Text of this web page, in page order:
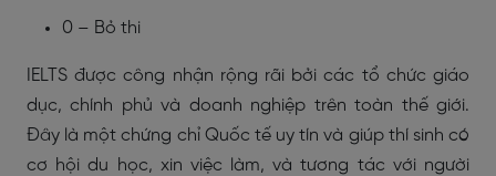
0 – Bỏ thi
IELTS được công nhận rộng rãi bởi các tổ chức giáo
dục, chính phủ và doanh nghiệp trên toàn thế giới.
Đây là một chứng chỉ Quốc tế uy tín và giúp thí sinh có
cơ hội du học, xin việc làm, và tương tác với người